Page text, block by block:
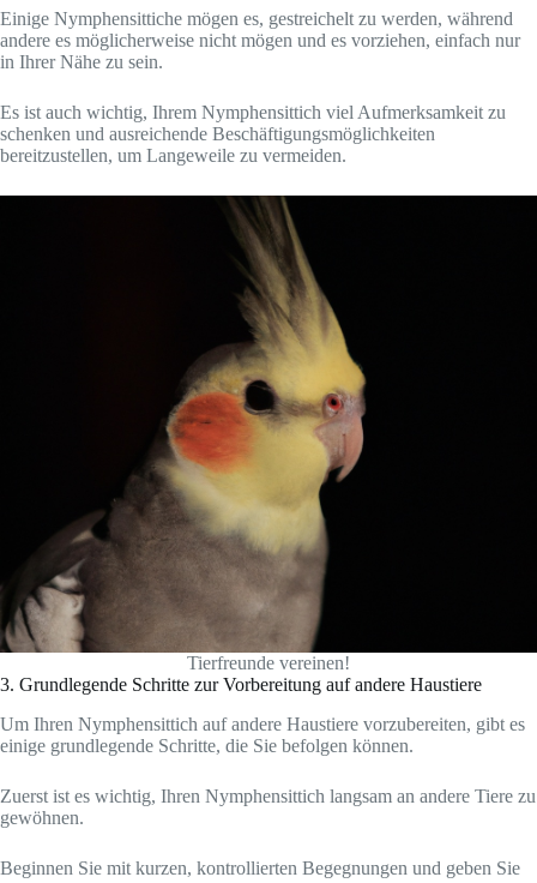
Einige Nymphensittiche mögen es, gestreichelt zu werden, während
andere es möglicherweise nicht mögen und es vorziehen, einfach nur
in Ihrer Nähe zu sein.
Es ist auch wichtig, Ihrem Nymphensittich viel Aufmerksamkeit zu
schenken und ausreichende Beschäftigungsmöglichkeiten
bereitzustellen, um Langeweile zu vermeiden.
Tierfreunde vereinen!
3. Grundlegende Schritte zur Vorbereitung auf andere Haustiere
Um Ihren Nymphensittich auf andere Haustiere vorzubereiten, gibt es
einige grundlegende Schritte, die Sie befolgen können.
Zuerst ist es wichtig, Ihren Nymphensittich langsam an andere Tiere zu
gewöhnen.
Beginnen Sie mit kurzen, kontrollierten Begegnungen und geben Sie